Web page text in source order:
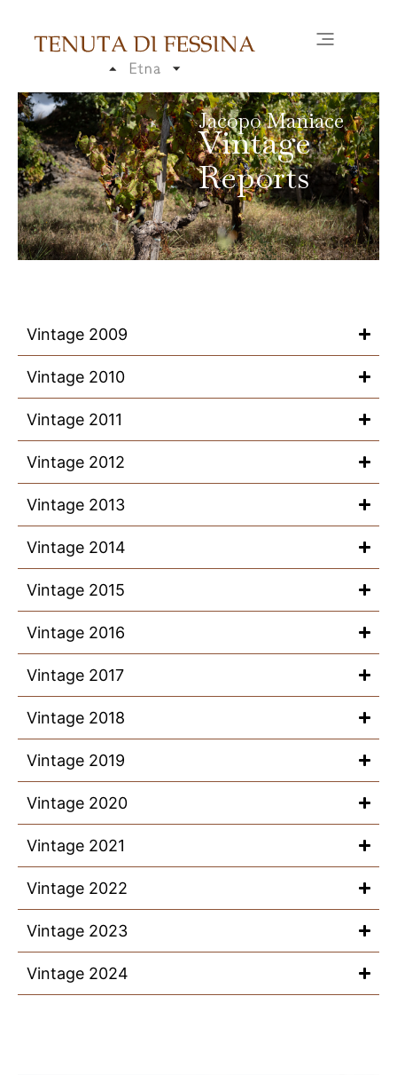
Jacopo Maniace
Vintage
Reports
Vintage 2009
Vintage 2010
Vintage 2011
Vintage 2012
Vintage 2013
Vintage 2014
Vintage 2015
Vintage 2016
Vintage 2017
Vintage 2018
Vintage 2019
Vintage 2020
Vintage 2021
Vintage 2022
Vintage 2023
Vintage 2024